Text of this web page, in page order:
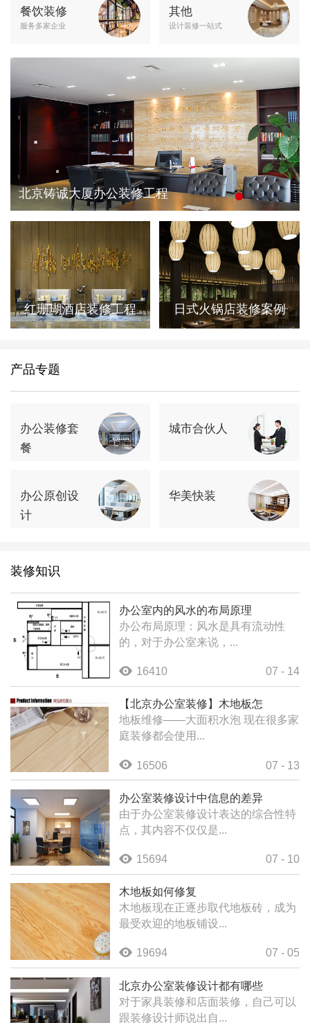
餐饮装修
服务多家企业
其他
设计装修一站式
北京铸诚大厦办公装修工程
红珊瑚酒店装修工程 日式火锅店装修案例
产品专题
办公装修套
餐
城市合伙人
办公原创设
计
华美快装
装修知识
办公室内的风水的布局原理
办公布局原理：风水是具有流动性
的，对于办公室来说，...
16410 07 - 14
【北京办公室装修】木地板怎
地板维修——大面积水泡 现在很多家
庭装修都会使用...
16506 07 - 13
办公室装修设计中信息的差异
由于办公室装修设计表达的综合性特
点，其内容不仅仅是...
15694 07 - 10
木地板如何修复
木地板现在正逐步取代地板砖，成为
最受欢迎的地板铺设...
19694 07 - 05
北京办公室装修设计都有哪些
对于家具装修和店面装修，自己可以
跟装修设计师说出自...